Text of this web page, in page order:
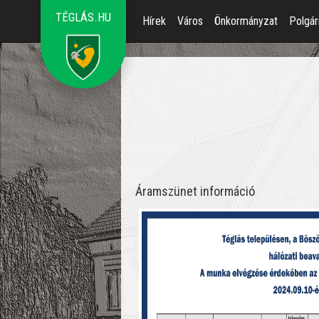
TÉGLÁS.HU Hírek Város Önkormányzat
Áramszünet információ